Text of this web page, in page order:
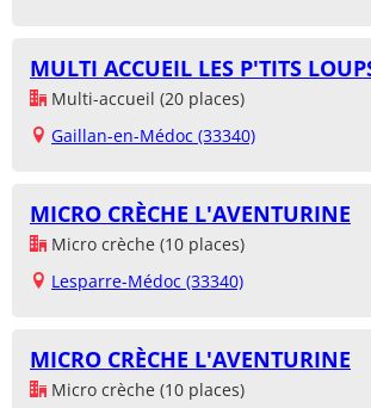
MULTI ACCUEIL LES P'TITS
Multi-accueil (20 places)
Gaillan-en-Médoc (33340)
MICRO CRÈCHE L'AVENTURINE
Micro crèche (10 places)
Lesparre-Médoc (33340)
MICRO CRÈCHE L'AVENTURINE
Micro crèche (10 places)